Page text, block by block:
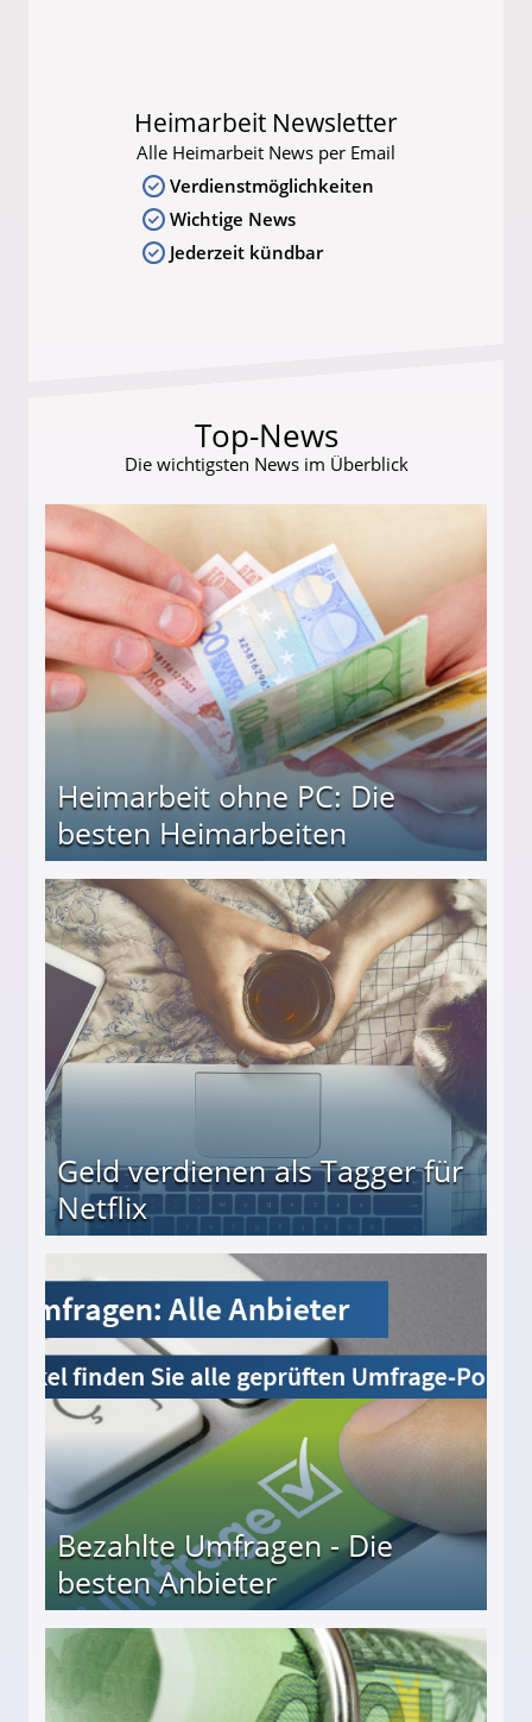
Heimarbeit Newsletter
Alle Heimarbeit News per Email
Verdienstmöglichkeiten
Wichtige News
Jederzeit kündbar
Top-News
Die wichtigsten News im Überblick
Heimarbeit ohne PC: Die
besten Heimarbeiten
Geld verdienen als Tagger für
Netflix
Bezahlte Umfragen - Die
besten Anbieter